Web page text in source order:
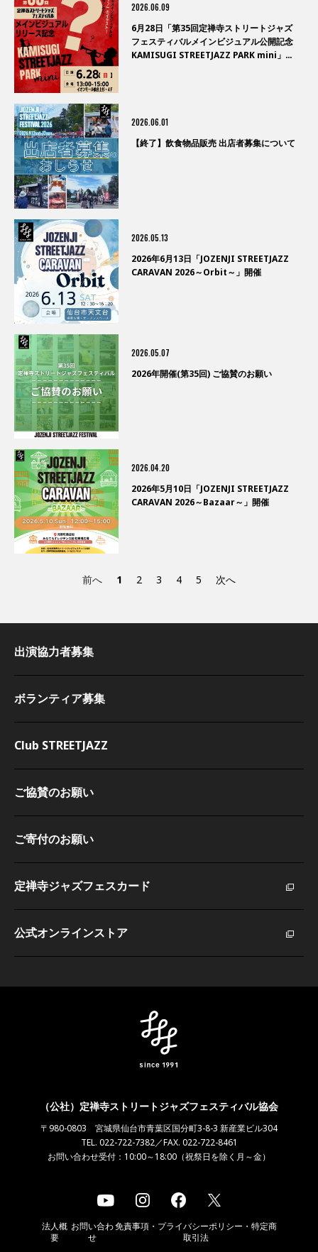
2026.06.09
6月28日「第35回定禅寺ストリートジャズ
フェスティバルメインビジュアル公開記念
KAMISUGI STREETJAZZ PARK mini」開
2026.06.01
【終了】飲食物品販売 出店者募集について
2026.05.13
2026年6月13日「JOZENJI STREETJAZZ
CARAVAN 2026～Orbit～」開催
2026.05.07
2026年開催(第35回) ご協賛のお願い
2026.04.20
2026年5月10日「JOZENJI STREETJAZZ
CARAVAN 2026～Bazaar～」開催
前へ 1 2 3 4 5 次へ
出演協力者募集
ボランティア募集
Club STREETJAZZ
ご協賛のお願い
ご寄付のお願い
定禅寺ジャズフェスカード
公式オンラインストア
（公社）定禅寺ストリートジャズフェスティバル協会
〒980-0803 宮城県仙台市青葉区国分町3-8-3 新産業ビル304
TEL. 022-722-7382／FAX. 022-722-8461
お問い合わせ受付：10:00～18:00（祝祭日を除く月～金）
法人概
要
お問い合わ
せ
免責事項・プライバシーポリシー・特定商
取引法